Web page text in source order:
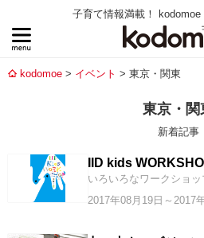
子育て情報満載！
kodomoe イベント 東京・関東
東京・関
新着記事
IID kids
いろいろなワークショ
2017年08月19日～2017